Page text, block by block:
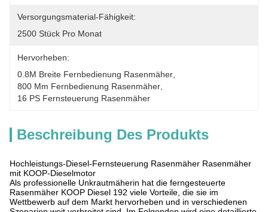
Versorgungsmaterial-Fähigkeit:
2500 Stück Pro Monat
Hervorheben:
0.8M Breite Fernbedienung Rasenmäher
800 Mm Fernbedienung Rasenmäher
16 PS Fernsteuerung Rasenmäher
Beschreibung Des Produkts
Hochleistungs-Diesel-Fernsteuerung Rasenmäher Rasenmäher
mit KOOP-Dieselmotor
Als professionelle Unkrautmäherin hat die ferngesteuerte
Rasenmäher KOOP Diesel 192 viele Vorteile, die sie im
Wettbewerb auf dem Markt hervorheben und in verschiedenen